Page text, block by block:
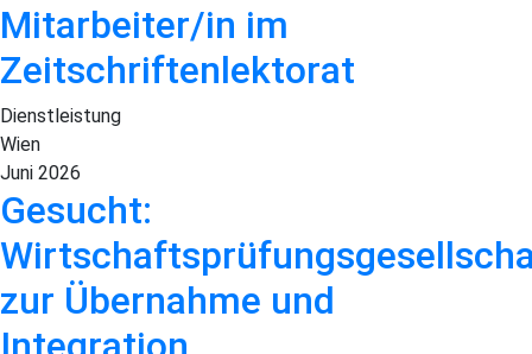
Mitarbeiter/in im
Zeitschriftenlektorat
Dienstleistung
Wien
Juni 2026
Gesucht:
zur Übernahme und